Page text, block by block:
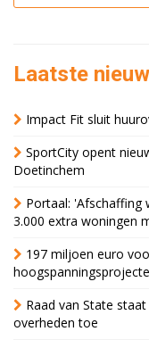
Laatste
Impact Fit sluit
SportCity opent
Doetinchem
Portaal: 'Afschaffing
3.000 extra woningen
197 miljoen euro
Raad van State
overheden toe